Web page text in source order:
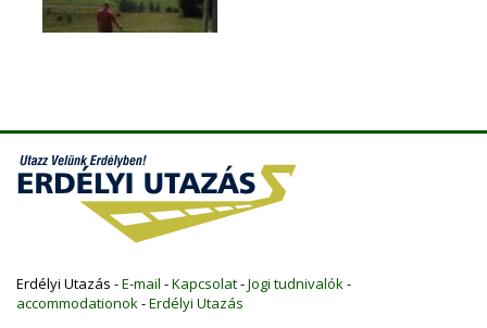
Erdélyi Utazás -E-mail -Kapcsolat-Jogi tudnivalók-
accommodationok-Erdélyi Utazás